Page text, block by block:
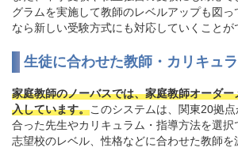
グラムを実施して教師のレベルアップも図っ
なら新しい受験方式にも対応していくことが
生徒に合わせた教師・カリキュ
家庭教師のノーバスでは、家庭教師オーダ
入しています。このシステムは、関東20拠
合った先生やカリキュラム・指導方法を選
志望校のレベル、性格などに合わせた教師を